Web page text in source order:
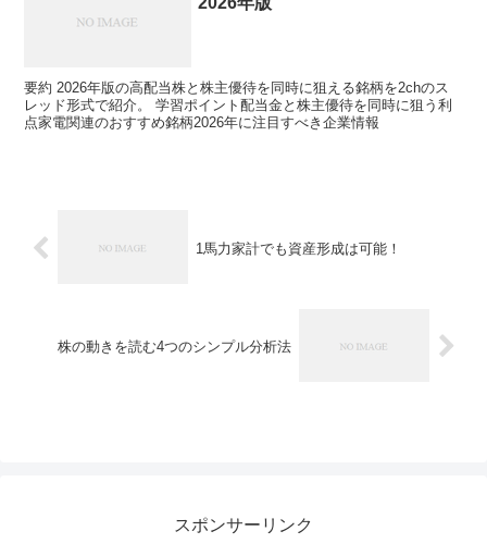
要約 2026年版の高配当株と株主優待を同時に狙える銘柄を2chのス
レッド形式で紹介。 学習ポイント配当金と株主優待を同時に狙う利
点家電関連のおすすめ銘柄2026年に注目すべき企業情報
1馬力家計でも資産形成は可能！
株の動きを読む4つのシンプル分析法
スポンサーリンク